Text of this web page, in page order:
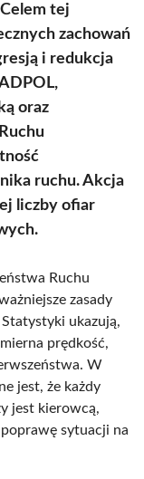
tej
zachowań
i redukcja
oraz
ruchu. Akcja
liczby ofiar
Ruchu
zasady
ukazują,
prędkość,
W
jest, że każdy
jest kierowcą,
sytuacji na